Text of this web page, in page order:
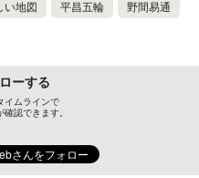
い地図 平昌五輪 野間易通
ーする
イムラインで
認できます。